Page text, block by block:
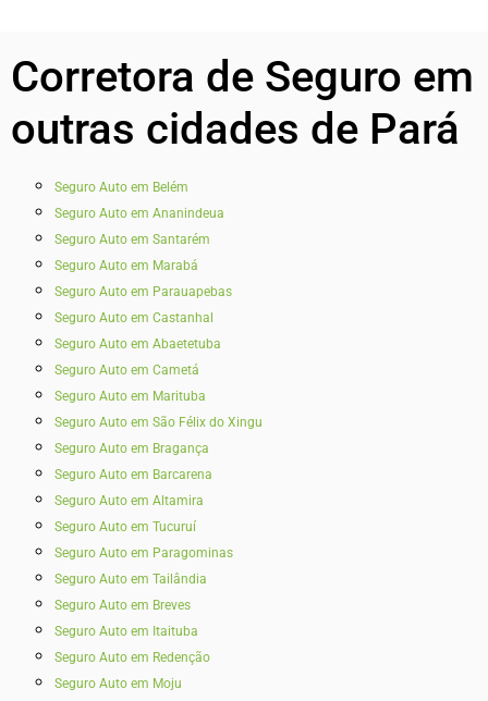
Corretora de Seguro em
outras cidades de Pará
Seguro Auto em Belém
Seguro Auto em Ananindeua
Seguro Auto em Santarém
Seguro Auto em Marabá
Seguro Auto em Parauapebas
Seguro Auto em Castanhal
Seguro Auto em Abaetetuba
Seguro Auto em Cametá
Seguro Auto em Marituba
Seguro Auto em São Félix do Xingu
Seguro Auto em Bragança
Seguro Auto em Barcarena
Seguro Auto em Altamira
Seguro Auto em Tucuruí
Seguro Auto em Paragominas
Seguro Auto em Tailândia
Seguro Auto em Breves
Seguro Auto em Itaituba
Seguro Auto em Redenção
Seguro Auto em Moju